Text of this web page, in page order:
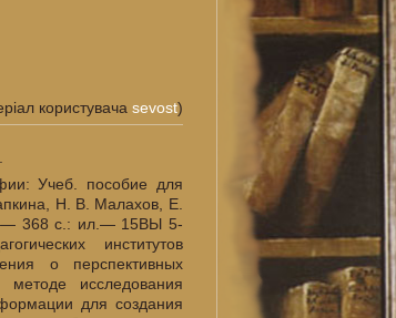
користувача sevost)
Учеб. пособие для
Н. В. Малахов, Е.
368 с.: ил.— 15ВЫ 5-
институтов
о перспективных
исследования
для создания